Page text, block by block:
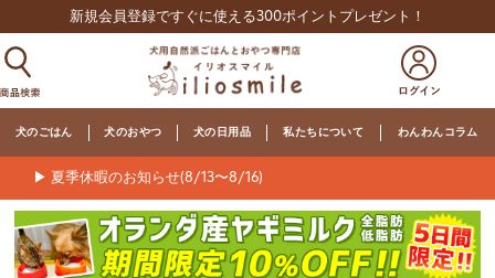
新規会員登録ですぐに使える300ポイントプレゼント！
犬のごはん 犬のおやつ 犬の日用品 私たちについて わんわんコラム
▶ 夏季休暇のお知らせ(8/13〜8/16)